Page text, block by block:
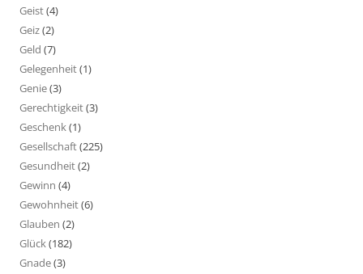
Geist(4)
Geiz(2)
Geld (7)
Gelegenheit(1)
Genie(3)
Gerechtigkeit(3)
Geschenk(1)
Gesellschaft(225)
Gesundheit(2)
Gewinn (4)
Gewohnheit(6)
Glauben (2)
Glück(182)
Gnade(3)